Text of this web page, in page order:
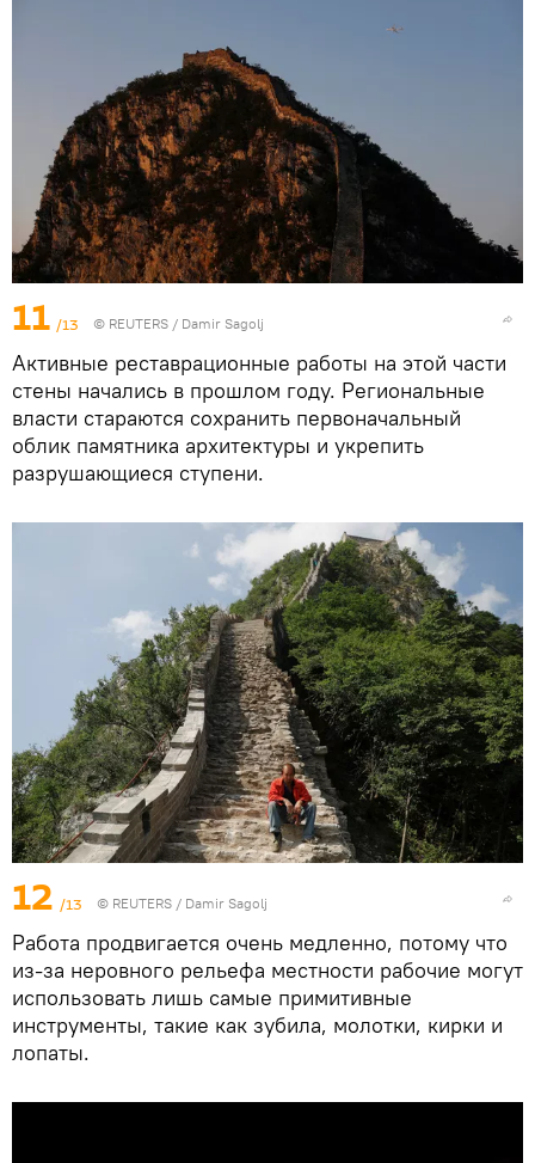
11 /13 © REUTERS / Damir Sagolj
Активные реставрационные работы на этой части
стены начались в прошлом году. Региональные
власти стараются сохранить первоначальный
облик памятника архитектуры и укрепить
разрушающиеся ступени.
12 /13 © REUTERS / Damir Sagolj
Работа продвигается очень медленно, потому что
из-за неровного рельефа местности рабочие могут
использовать лишь самые примитивные
инструменты, такие как зубила, молотки, кирки и
лопаты.